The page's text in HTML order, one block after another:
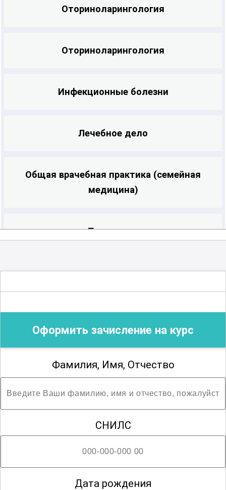
квалификации выписывается в течении
2-3 рабочих дней с даты завершения
будут начислены ЗЕТ-баллы на
мы Вам на электронную почту
отправки оригинала. После отправки
мы сообщим Вам трек-номер для
документа об образовании.
в течение месяца после даты выдачи.
Оториноларингология
Оториноларингология
Инфекционные болезни
Лечебное дело
Общая врачебная практика (семейная
медицина)
Педиатрия
Педиатрия (после специалитета)
Сурдология-оториноларингология
Оформить зачисление на курс
Фамилия, Имя, Отчество
СНИЛС
Дата рождения